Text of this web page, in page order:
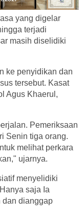
yang digelar
terjadi
masih diselidiki
ke penyidikan dan
tersebut. Kasat
Agus Khaerul,
Pemeriksaan
Senin tiga orang.
melihat perkara
ujarnya.
menyelidiki
saja Ia
dan dianggap